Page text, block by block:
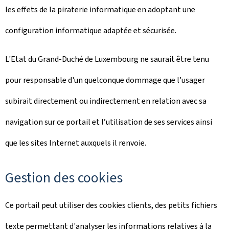
les effets de la piraterie informatique en adoptant une
configuration informatique adaptée et sécurisée.
L'Etat du Grand-Duché de Luxembourg ne saurait être tenu
pour responsable d'un quelconque dommage que l’usager
subirait directement ou indirectement en relation avec sa
navigation sur ce portail et l’utilisation de ses services ainsi
que les sites Internet auxquels il renvoie.
Gestion des cookies
Ce portail peut utiliser des cookies clients, des petits fichiers
texte permettant d'analyser les informations relatives à la